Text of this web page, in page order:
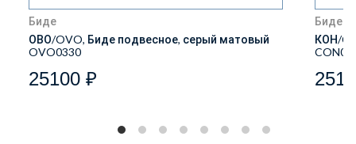
Биде
ОВО/OVO, Биде подвесное, серый матовый
OVO0330
25100 ₽
Биде
КОН/